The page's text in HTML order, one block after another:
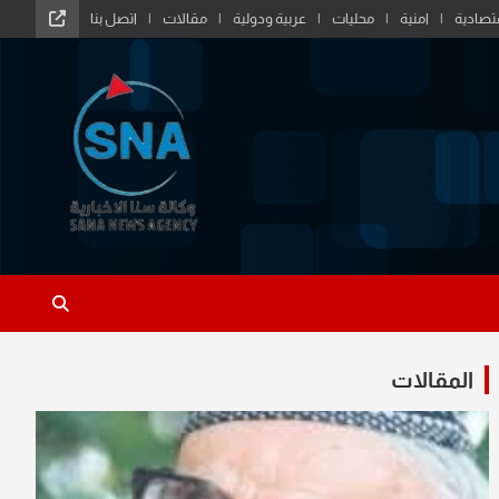
امنية محليات عربية ودولية مقالات اتصل بنا
المقالات